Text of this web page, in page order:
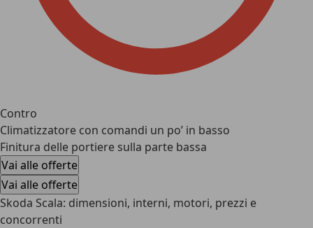
Contro
Climatizzatore con comandi un po’ in basso
Finitura delle portiere sulla parte bassa
Vai alle offerte
Vai alle offerte
Skoda Scala: dimensioni, interni, motori, prezzi e
concorrenti